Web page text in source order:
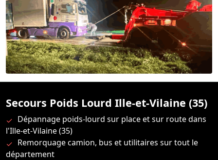
Secours Poids Lourd Ille-et-Vilaine (35)
Dépannage poids-lourd sur place et sur route dans
l'Ille-et-Vilaine (35)
Remorquage camion, bus et utilitaires sur tout le
département